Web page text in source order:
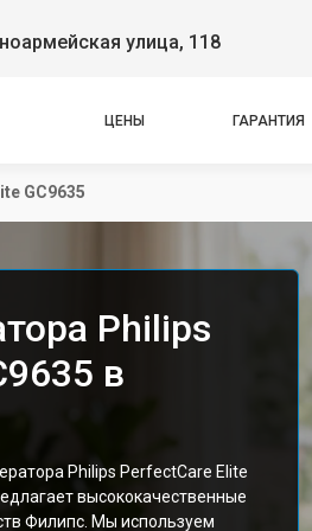
улица, 118
ЦЕНЫ ГАРАНТИЯ
GC9635
Philips
в
Philips PerfectCare Elite
высококачественные
Филипс. Мы используем